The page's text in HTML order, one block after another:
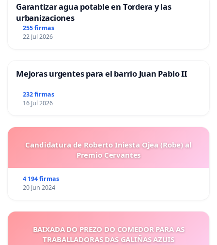
Garantizar agua potable en Tordera y las
urbanizaciones
255 firmas
22 Jul 2026
Mejoras urgentes para el barrio Juan Pablo II
232 firmas
16 Jul 2026
Candidatura de Roberto Iniesta Ojea (Robe) al
Premio Cervantes
4 194 firmas
20 Jun 2024
BAIXADA DO PREZO DO COMEDOR PARA AS
TRABALLADORAS DAS GALIÑAS AZUIS